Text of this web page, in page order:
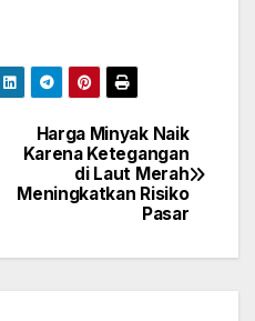
Harga Minyak Naik
Karena Ketegangan
di Laut Merah
Meningkatkan Risiko
Pasar